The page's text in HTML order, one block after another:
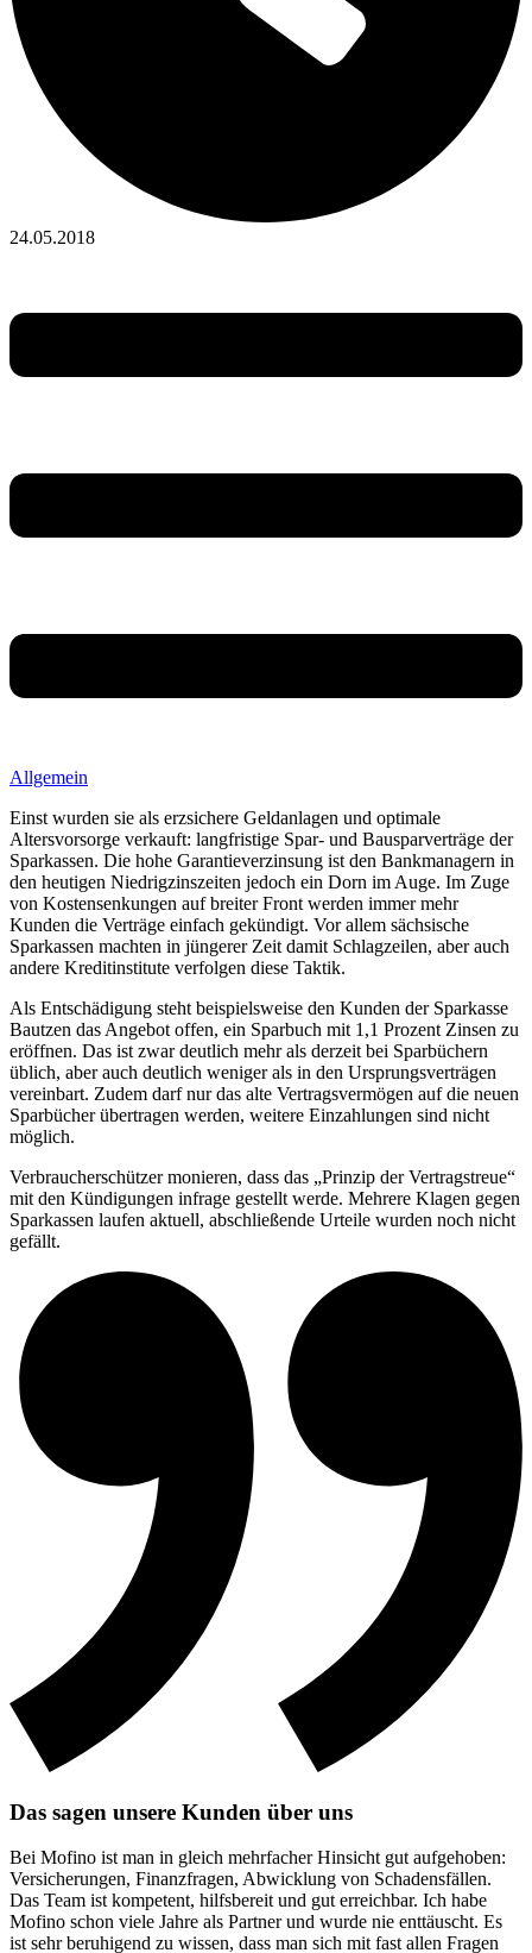
24.05.2018
Allgemein
Einst wurden sie als erzsichere Geldanlagen und optimale
Altersvorsorge verkauft: langfristige Spar- und Bausparverträge der
Sparkassen. Die hohe Garantieverzinsung ist den Bankmanagern in
den heutigen Niedrigzinszeiten jedoch ein Dorn im Auge. Im Zuge
von Kostensenkungen auf breiter Front werden immer mehr
Kunden die Verträge einfach gekündigt. Vor allem sächsische
Sparkassen machten in jüngerer Zeit damit Schlagzeilen, aber auch
andere Kreditinstitute verfolgen diese Taktik.
Als Entschädigung steht beispielsweise den Kunden der Sparkasse
Bautzen das Angebot offen, ein Sparbuch mit 1,1 Prozent Zinsen zu
eröffnen. Das ist zwar deutlich mehr als derzeit bei Sparbüchern
üblich, aber auch deutlich weniger als in den Ursprungsverträgen
vereinbart. Zudem darf nur das alte Vertragsvermögen auf die neuen
Sparbücher übertragen werden, weitere Einzahlungen sind nicht
möglich.
Verbraucherschützer monieren, dass das „Prinzip der Vertragstreue“
mit den Kündigungen infrage gestellt werde. Mehrere Klagen gegen
Sparkassen laufen aktuell, abschließende Urteile wurden noch nicht
gefällt.
Das sagen unsere Kunden über uns
Bei Mofino ist man in gleich mehrfacher Hinsicht gut aufgehoben:
Versicherungen, Finanzfragen, Abwicklung von Schadensfällen.
Das Team ist kompetent, hilfsbereit und gut erreichbar. Ich habe
Mofino schon viele Jahre als Partner und wurde nie enttäuscht. Es
ist sehr beruhigend zu wissen, dass man sich mit fast allen Fragen